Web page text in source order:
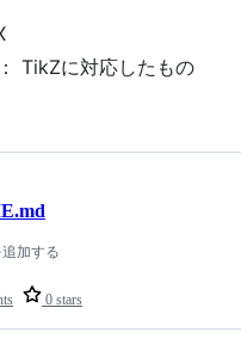
TikZに対応したもの
0 stars
加する